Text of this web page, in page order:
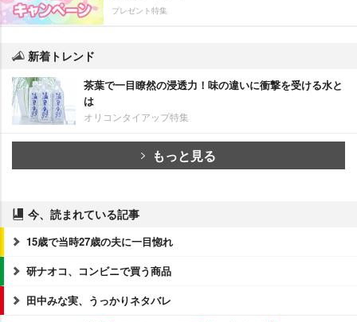
プレゼント特集
新着トレンド
茶葉で一目瞭然の浸透力！味の違いに衝撃を受ける水と
は
オリコンタイアップ特集
もっと見る
今、読まれている記事
15歳で当時27歳の夫に一目惚れ
研ナオコ、コンビニで買う商品
田中みな実、うっかりネタバレ